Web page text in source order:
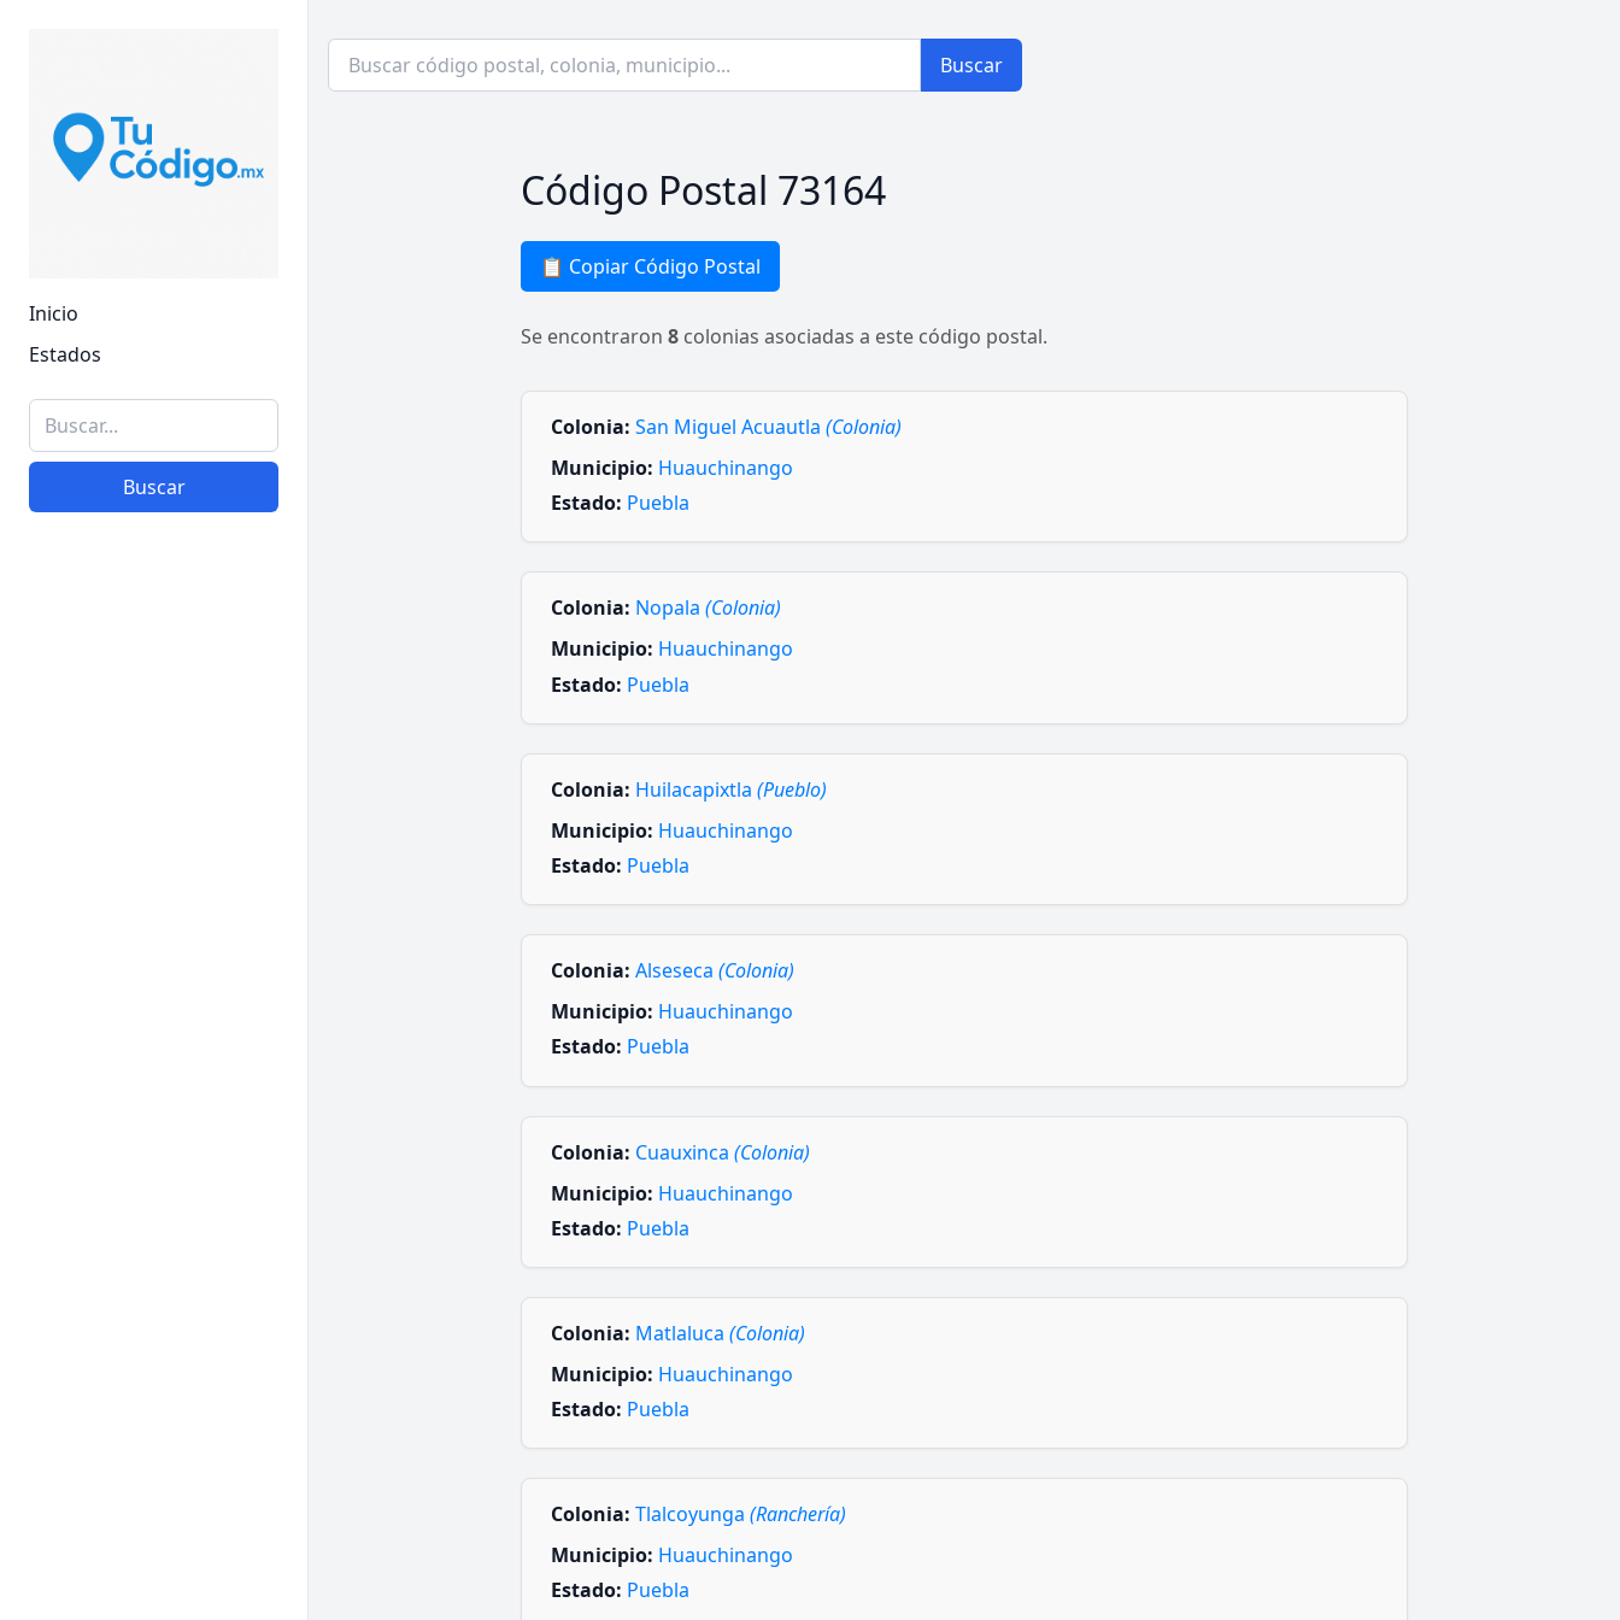
Inicio
Estados
Buscar
Buscar
Código Postal 73164
📋 Copiar Código Postal
Se encontraron 8 colonias asociadas a este código postal.
Colonia: San Miguel Acuautla (Colonia)
Municipio: Huauchinango
Estado: Puebla
Colonia: Nopala (Colonia)
Municipio: Huauchinango
Estado: Puebla
Colonia: Huilacapixtla (Pueblo)
Municipio: Huauchinango
Estado: Puebla
Colonia: Alseseca (Colonia)
Municipio: Huauchinango
Estado: Puebla
Colonia: Cuauxinca (Colonia)
Municipio: Huauchinango
Estado: Puebla
Colonia: Matlaluca (Colonia)
Municipio: Huauchinango
Estado: Puebla
Colonia: Tlalcoyunga (Ranchería)
Municipio: Huauchinango
Estado: Puebla